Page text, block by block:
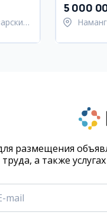
5 000
размещения
труда, а также